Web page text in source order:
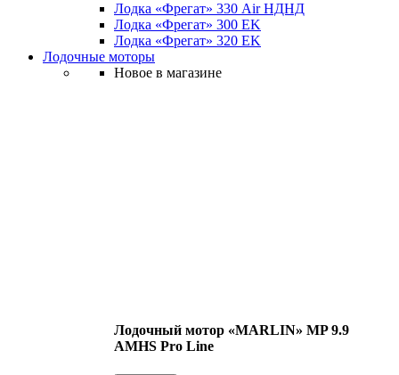
Лодка «Фрегат» 330 Air НДНД
Лодка «Фрегат» 300 ЕK
Лодка «Фрегат» 320 ЕK
Лодочные моторы
Новое в магазине
Лодочный мотор «MARLIN» MP 9.9
AMHS Pro Line